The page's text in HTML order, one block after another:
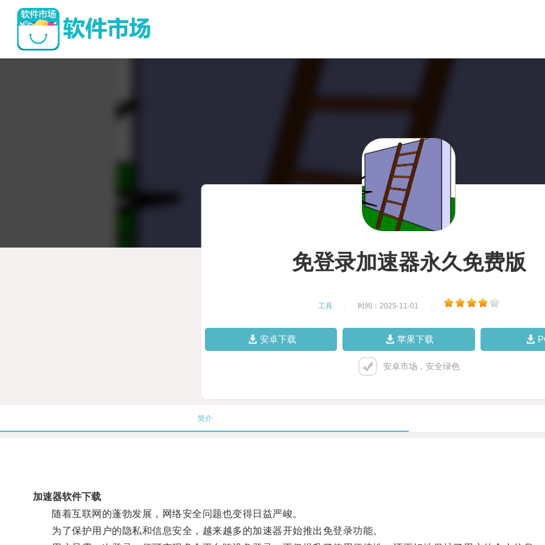
免登录加速器永久免费版
工具 时间：2025-11-01
安卓下载 苹果下载
安卓市场，安全绿色
简介
加速器软件下载
随着互联网的蓬勃发展，网络安全问题也变得日益严峻。
为了保护用户的隐私和信息安全，越来越多的加速器开始推出免登录功能。